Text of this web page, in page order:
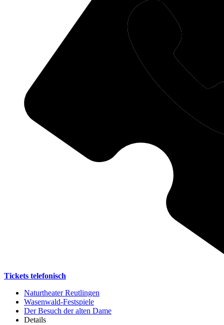
Tickets telefonisch
Naturtheater Reutlingen
Wasenwald-Festspiele
Der Besuch der alten Dame
Details